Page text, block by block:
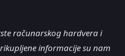
računarskog hardvera i
informacije su nam